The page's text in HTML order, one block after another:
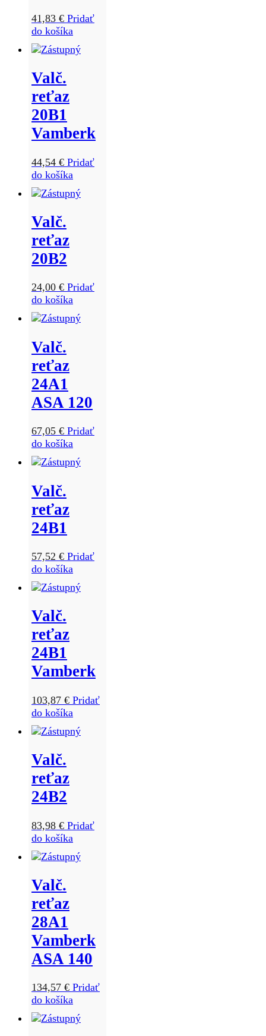
41,83 € Pridať
do košíka
Valč.
reťaz
20B1
Vamberk
44,54 € Pridať
do košíka
Valč.
reťaz
20B2
24,00 € Pridať
do košíka
Valč.
reťaz
24A1
ASA 120
67,05 € Pridať
do košíka
Valč.
reťaz
24B1
57,52 € Pridať
do košíka
Valč.
reťaz
24B1
Vamberk
103,87 € Pridať
do košíka
Valč.
reťaz
24B2
83,98 € Pridať
do košíka
Valč.
reťaz
28A1
Vamberk
ASA 140
134,57 € Pridať
do košíka